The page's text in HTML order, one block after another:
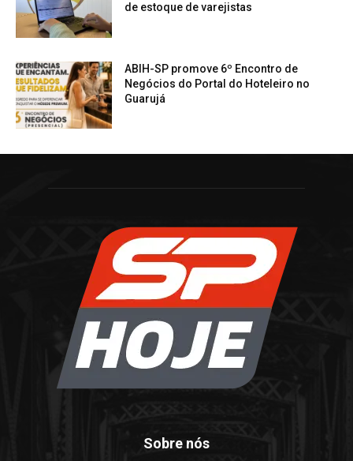
de estoque de varejistas
ABIH-SP promove 6º Encontro de
Negócios do Portal do Hoteleiro no
Guarujá
Sobre nós